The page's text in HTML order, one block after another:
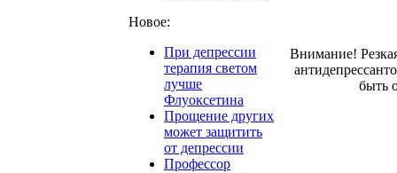
Новое:
При депрессии
терапия светом
лучше
Флуоксетина
Прощение других
может защитить
от депрессии
Профессор
Внимание!
быть